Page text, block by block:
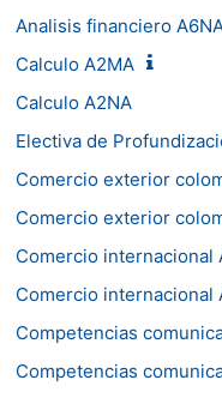
Analisis financiero
Calculo A2MA
Calculo A2NA
Electiva de
Comercio exterior
Comercio exterior
Comercio internacional
Comercio internacional
Competencias
Competencias